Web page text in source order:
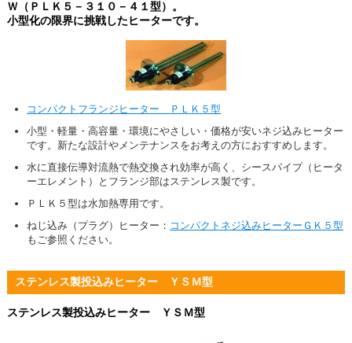
Ｗ（ＰＬＫ５－３１０－４１型）。
小型化の限界に挑戦したヒーターです。
コンパクトフランジヒーター ＰＬＫ５型
小型・軽量・高容量・環境にやさしい・価格が安いネジ込みヒーター
です。新たな設計やメンテナンスをお考えの方におすすめします。
水に直接伝導対流熱で熱交換され効率が高く、シースパイプ（ヒータ
ーエレメント）とフランジ部はステンレス製です。
ＰＬＫ５型は水加熱専用です。
ねじ込み（プラグ）ヒーター： コンパクトネジ込みヒーターＧＫ５型
もご参照ください。
ステンレス製投込みヒーター ＹＳＭ型
ステンレス製投込みヒーター ＹＳＭ型